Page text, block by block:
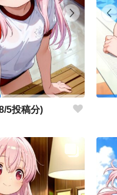
5投稿分)